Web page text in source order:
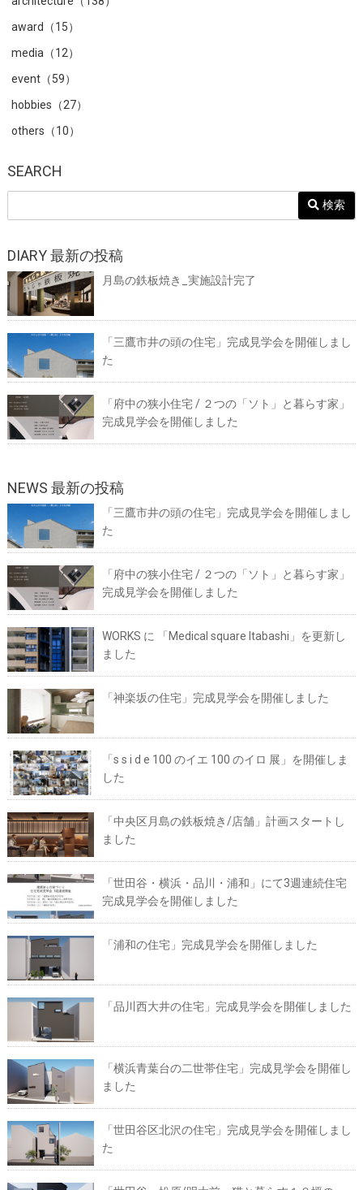
award（15）
media（12）
event（59）
hobbies（27）
others（10）
SEARCH
検索
DIARY 最新の投稿
月島の鉄板焼き_実施設計完了
「三鷹市井の頭の住宅」完成見学会を開催しまし
た
「府中の狭小住宅 / ２つの「ソト」と暮らす家」
完成見学会を開催しました
NEWS 最新の投稿
「三鷹市井の頭の住宅」完成見学会を開催しまし
た
「府中の狭小住宅 / ２つの「ソト」と暮らす家」
完成見学会を開催しました
WORKS に 「Medical square Itabashi」を更新し
ました
「神楽坂の住宅」完成見学会を開催しました
「s s i d e 100 のイエ 100 のイロ 展」を開催しま
した
「中央区月島の鉄板焼き/店舗」計画スタートし
ました
「世田谷・横浜・品川・浦和」にて3週連続住宅
完成見学会を開催しました
「浦和の住宅」完成見学会を開催しました
「品川西大井の住宅」完成見学会を開催しました
「横浜青葉台の二世帯住宅」完成見学会を開催し
ました
「世田谷区北沢の住宅」完成見学会を開催しまし
た